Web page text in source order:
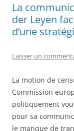
La
der Leyen
d’une
Laisser un
La motion de
Commission
politiquement
pour sa
le manque de